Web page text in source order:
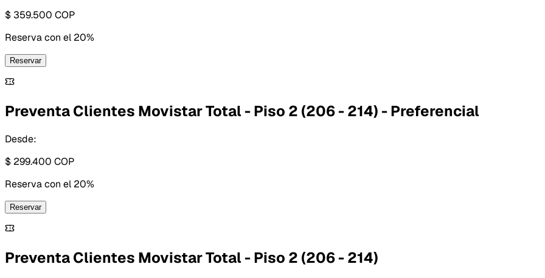
$ 359.500 COP
Reserva con el 20%
Reservar
Preventa Clientes Movistar Total - Piso 2 (206 - 214) - Preferencial
Desde:
$ 299.400 COP
Reserva con el 20%
Reservar
Preventa Clientes Movistar Total - Piso 2 (206 - 214)